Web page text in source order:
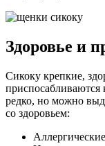
Здоровье и
Сикоку крепкие,
редко, но можно
со здоровьем: